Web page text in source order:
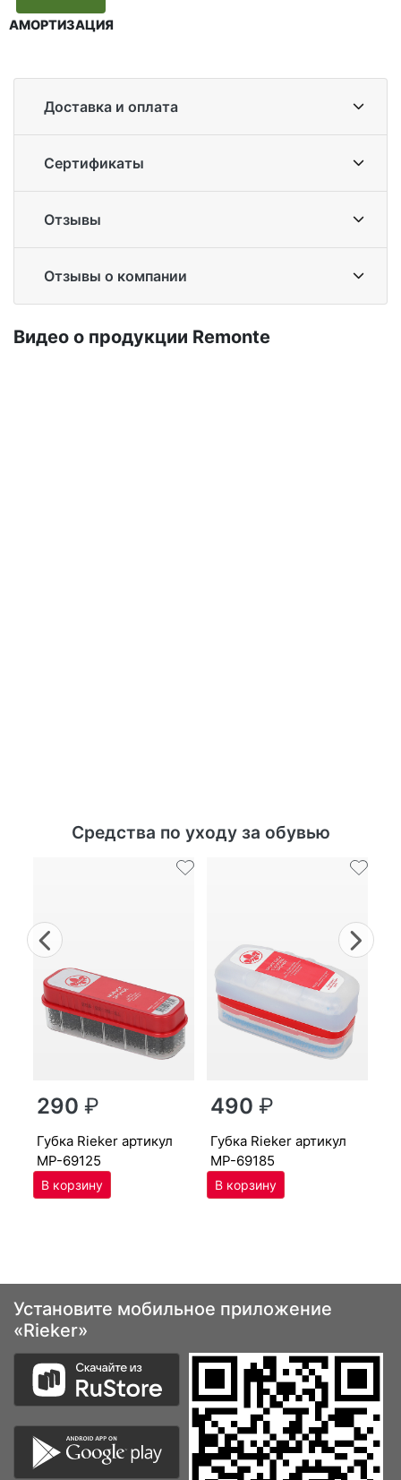
АМОРТИЗАЦИЯ
Доставка и оплата
Сертификаты
Отзывы
Отзывы о компании
Ви­део о про­дук­ции Re­mon­te
Средства по уходу за обувью
Previous
290₽
губ­ка Ri­eker артикул
MP-69125
490₽
губ­ка Ri­eker артикул
MP-69185
Установите мобильное приложение
«Rieker»